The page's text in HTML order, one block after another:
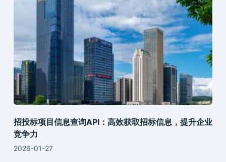
招投标项目信息查询API：高效获取招标信息，提升企业
竞争力
2026-01-27